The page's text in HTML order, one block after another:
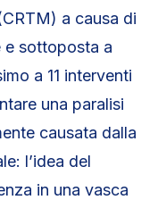
a causa di
e sottoposta a
a 11 interventi
una paralisi
causata dalla
l’idea del
in una vasca